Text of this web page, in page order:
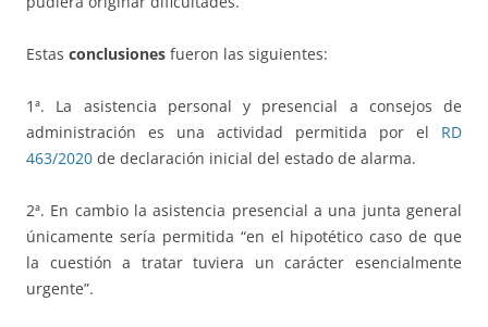
Estas conclusiones fueron las siguientes:
1ª. La asistencia personal y presencial a consejos de
administración es una actividad permitida por el RD
463/2020 de declaración inicial del estado de alarma.
2ª. En cambio la asistencia presencial a una junta general
únicamente sería permitida “en el hipotético caso de que
la cuestión a tratar tuviera un carácter esencialmente
urgente”.